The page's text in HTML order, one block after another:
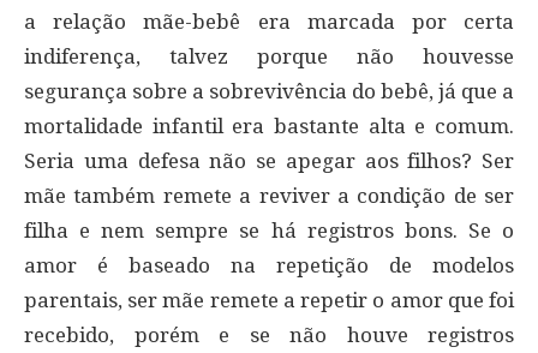
a relação mãe-bebê era marcada por certa
indiferença, talvez porque não houvesse
segurança sobre a sobrevivência do bebê, já que a
mortalidade infantil era bastante alta e comum.
Seria uma defesa não se apegar aos filhos? Ser
mãe também remete a reviver a condição de ser
filha e nem sempre se há registros bons. Se o
amor é baseado na repetição de modelos
parentais, ser mãe remete a repetir o amor que foi
recebido, porém e se não houve registros